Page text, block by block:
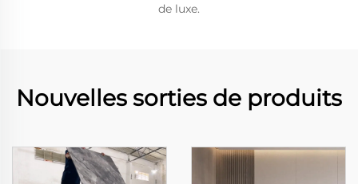
de luxe.
Nouvelles sorties de produits